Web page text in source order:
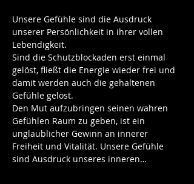
Unsere Gefühle sind die Ausdruck
unserer Persönlichkeit in ihrer vollen
Lebendigkeit.
Sind die Schutzblockaden erst einmal
gelöst, fließt die Energie wieder frei und
damit werden auch die gehaltenen
Gefühle gelöst.
Den Mut aufzubringen seinen wahren
Gefühlen Raum zu geben, ist ein
unglaublicher Gewinn an innerer
Freiheit und Vitalität. Unsere Gefühle
sind Ausdruck unseres inneren…